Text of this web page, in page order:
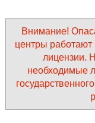
Внимание!
центры работают
лицензии.
необходимые